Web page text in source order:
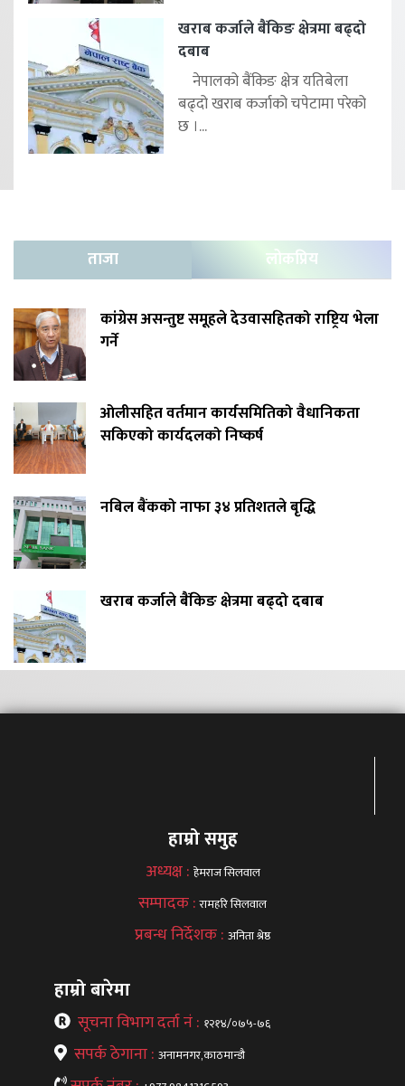
खराब कर्जाले बैंकिङ क्षेत्रमा बढ्दो
दबाब
नेपालको बैंकिङ क्षेत्र यतिबेला
बढ्दो खराब कर्जाको चपेटामा परेको
छ ।...
ताजा लोकप्रिय
कांग्रेस असन्तुष्ट समूहले देउवासहितको राष्ट्रिय भेला
गर्ने
ओलीसहित वर्तमान कार्यसमितिको वैधानिकता
सकिएको कार्यदलको निष्कर्ष
नबिल बैंकको नाफा ३४ प्रतिशतले बृद्धि
खराब कर्जाले बैंकिङ क्षेत्रमा बढ्दो दबाब
हाम्रो समुह
अध्यक्ष : हेमराज सिलवाल
सम्पादक :रामहरि सिलवाल
प्रबन्ध निर्देशक : अनिता श्रेष्ठ
हाम्रो बारेमा
सूचना विभाग दर्ता नं : १२१४/०७५-७६
सपर्क ठेगाना : अनामनगर,काठमान्डौ